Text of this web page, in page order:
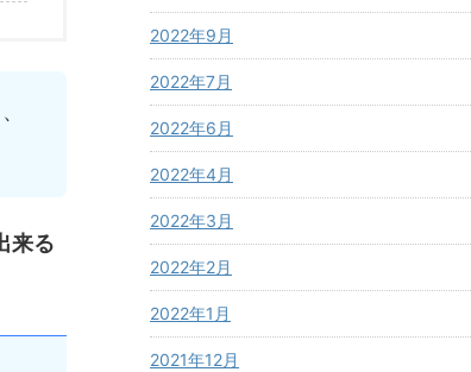
来る
2022年9月
2022年7月
2022年6月
2022年4月
2022年3月
2022年2月
2022年1月
2021年12月